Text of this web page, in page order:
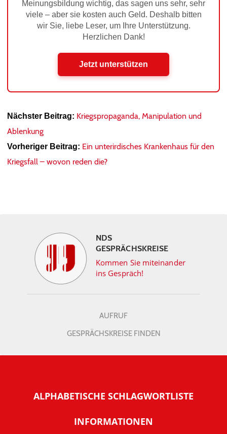
Meinungsbildung wichtig, das sagen uns sehr, sehr
viele – aber sie kosten auch Geld. Deshalb bitten
wir Sie, liebe Leser, um Ihre Unterstützung.
Herzlichen Dank!
Jetzt unterstützen
Nächster Beitrag: Kriegspropaganda, Manipulation und
Ablenkung
Vorheriger Beitrag: Ein unterirdisches Krankenhaus für den
Kriegsfall – wovon reden die?
NDS
GESPRÄCHSKREISE
Kommen Sie miteinander
ins Gespräch!
AUFRUF
GESPRÄCHSKREISE FINDEN
ALPHABETISCHE SCHLAGWORTLISTE
INFORMATIONEN